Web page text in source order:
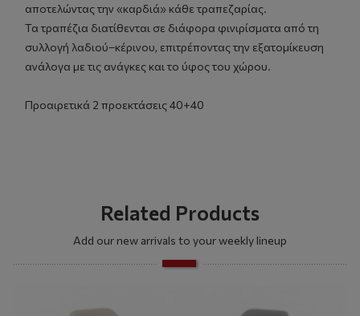
αποτελώντας την «καρδιά» κάθε τραπεζαρίας.
Τα τραπέζια διατίθενται σε διάφορα φινιρίσματα από τη
συλλογή λαδιού–κέρινου, επιτρέποντας την εξατομίκευση
ανάλογα με τις ανάγκες και το ύφος του χώρου.
Προαιρετικά 2 προεκτάσεις 40+40
Related Products
Add our new arrivals to your weekly lineup